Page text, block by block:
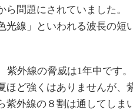
問題にされていました。
光線」といわれる波長の
外線の脅威は1年中です。
ど強くはありませんが、
外線の８割は通してしま